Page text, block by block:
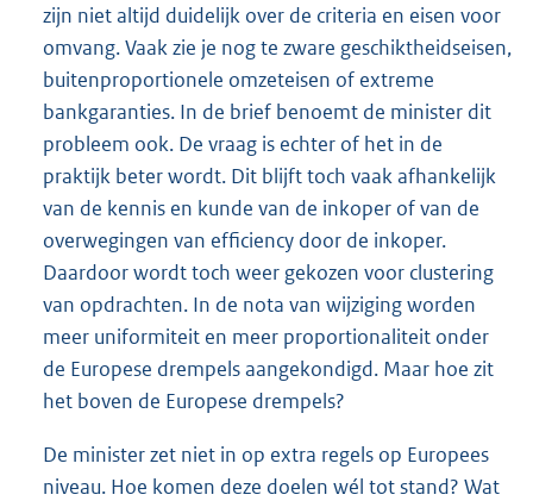
zijn niet altijd duidelijk over de criteria en eisen voor
omvang. Vaak zie je nog te zware geschiktheidseisen,
buitenproportionele omzeteisen of extreme
bankgaranties. In de brief benoemt de minister dit
probleem ook. De vraag is echter of het in de
praktijk beter wordt. Dit blijft toch vaak afhankelijk
van de kennis en kunde van de inkoper of van de
overwegingen van efficiency door de inkoper.
Daardoor wordt toch weer gekozen voor clustering
van opdrachten. In de nota van wijziging worden
meer uniformiteit en meer proportionaliteit onder
de Europese drempels aangekondigd. Maar hoe zit
het boven de Europese drempels?
De minister zet niet in op extra regels op Europees
niveau. Hoe komen deze doelen wél tot stand? Wat